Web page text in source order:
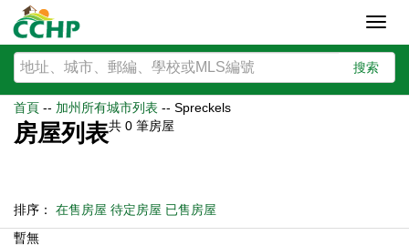
搜索
首頁 -- 加州所有城市列表 -- Spreckels
房屋列表共 0 筆房屋
排序： 在售房屋 待定房屋 已售房屋
暫無